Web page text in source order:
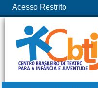
Acesso Restrito